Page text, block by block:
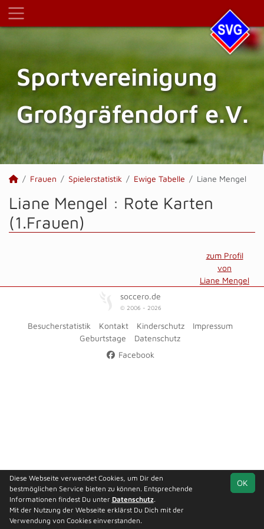
Sportvereinigung
Großgräfendorf e.V.
Frauen Spielerstatistik Ewige Tabelle Liane Mengel
Liane Mengel : Rote Karten
(1.Frauen)
zum Profil
von
Liane Mengel
soccero.de
© 2006 - 2026
Besucherstatistik Kontakt Kinderschutz
Impressum
Geburtstage
Datenschutz
Facebook
OK
Diese Webseite verwendet Cookies, um Dir den
bestmöglichen Service bieten zu können. Entsprechende
Informationen findest Du unter Datenschutz.
Mit der Nutzung der Webseite erklärst Du Dich mit der
Verwendung von Cookies einverstanden.